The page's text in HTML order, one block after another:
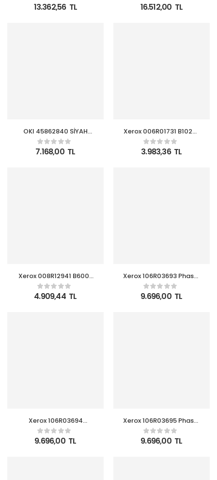
Toner 44574805
13.362,56 TL
MC883 – 7300 SAYFA
16.512,00 TL
OKI 45862840 SİYAH
TONER – MC853 MC873
MC883 – 7000 SAYFA
7.168,00 TL
Xerox 006R01731 B1022-
B1025 Black Siyah Toner
13.700 Sayfa
3.983,36 TL
Xerox 008R12941 B600-
B605-B610-B615 Finisher
Zımba Paketi (3 x
5,000)
4.909,44 TL
Xerox 106R03693 Phaser
6510-WC 6515 Ekstra
Yüksek Kapasite Cyan
Mavi Toner 4.300 Sayfa
9.696,00 TL
Xerox 106R03694
Phaser 6510-WC 6515
Ekstra Yüksek Kapasite
Magenta Kırmızı Toner
9.696,00 TL
Xerox 106R03695 Phaser
6510-WC 6515 Ekstra
Yüksek Kapasite Yellow
Sarı Toner 4.300 Sayfa
9.696,00 TL